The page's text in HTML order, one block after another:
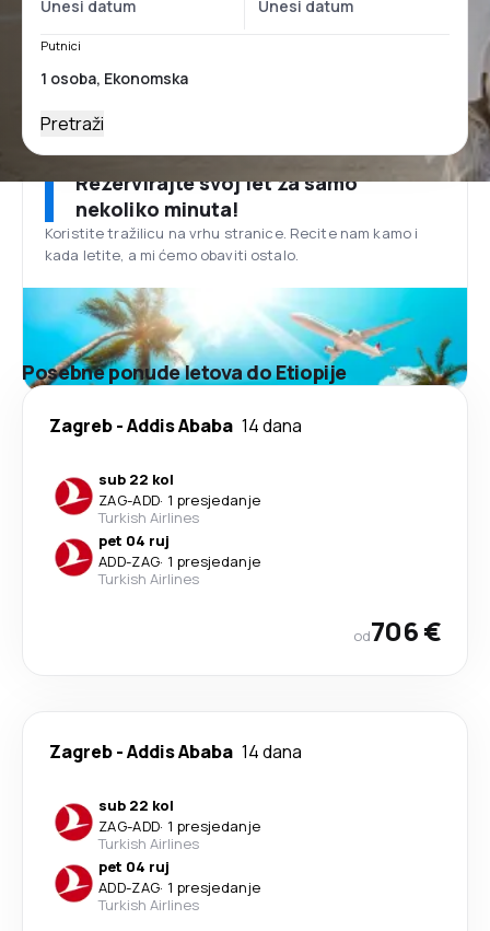
Putnici
Pretraži
Rezervirajte svoj let za samo
nekoliko minuta!
Koristite tražilicu na vrhu stranice. Recite nam kamo i
kada letite, a mi ćemo obaviti ostalo.
Posebne ponude letova do Etiopije
Zagreb-Addis Ababa 14 dana
sub 22 kol
ZAG-ADD· 1 presjedanje
Turkish Airlines
pet 04 ruj
ADD-ZAG· 1 presjedanje
Turkish Airlines
od706 €
Zagreb-Addis Ababa 14 dana
sub 22 kol
ZAG-ADD· 1 presjedanje
Turkish Airlines
pet 04 ruj
ADD-ZAG· 1 presjedanje
Turkish Airlines